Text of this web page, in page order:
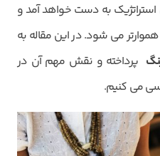
به دست خواهد آمد و
می شود. در این مقاله به
پرداخته و نقش مهم آن در
می کنیم.